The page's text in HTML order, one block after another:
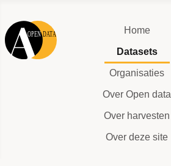
Home
Datasets
Organisaties
Over Open data
Over harvesten
Over deze site